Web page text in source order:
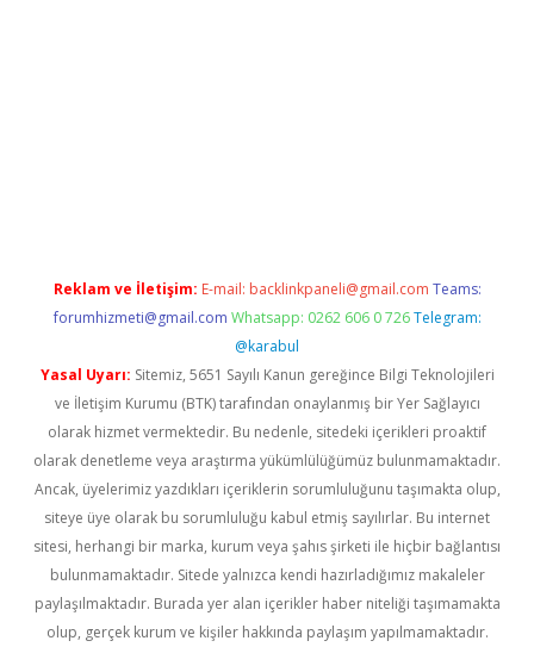
Reklam ve İletişim: E-mail: backlinkpaneli@gmail.com Teams:
forumhizmeti@gmail.com Whatsapp: 0262 606 0 726 Telegram:
@karabul
Yasal Uyarı: Sitemiz, 5651 Sayılı Kanun gereğince Bilgi Teknolojileri
ve İletişim Kurumu (BTK) tarafından onaylanmış bir Yer Sağlayıcı
olarak hizmet vermektedir. Bu nedenle, sitedeki içerikleri proaktif
olarak denetleme veya araştırma yükümlülüğümüz bulunmamaktadır.
Ancak, üyelerimiz yazdıkları içeriklerin sorumluluğunu taşımakta olup,
siteye üye olarak bu sorumluluğu kabul etmiş sayılırlar. Bu internet
sitesi, herhangi bir marka, kurum veya şahıs şirketi ile hiçbir bağlantısı
bulunmamaktadır. Sitede yalnızca kendi hazırladığımız makaleler
paylaşılmaktadır. Burada yer alan içerikler haber niteliği taşımamakta
olup, gerçek kurum ve kişiler hakkında paylaşım yapılmamaktadır.